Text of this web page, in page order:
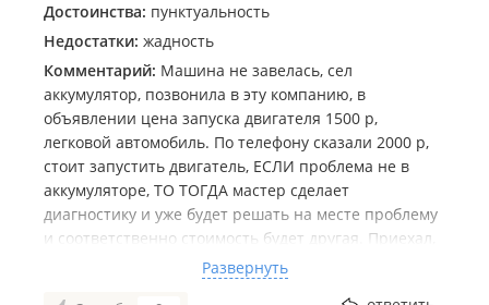
обратиться за помощью!
Достоинства: пунктуальность
Недостатки: жадность
Комментарий: Машина не завелась, сел
аккумулятор, позвонила в эту компанию, в
объявлении цена запуска двигателя 1500 р,
легковой автомобиль. По телефону сказали 2000 р,
стоит запустить двигатель, ЕСЛИ проблема не в
аккумуляторе, ТО ТОГДА мастер сделает
диагностику и уже будет решать на месте проблему
и соответственно стоимость будет другая. Приехал,
открыл капот я даже понять не успела он сразу стал
делать диагностику,, к его сожалению все оказалось
Развернуть